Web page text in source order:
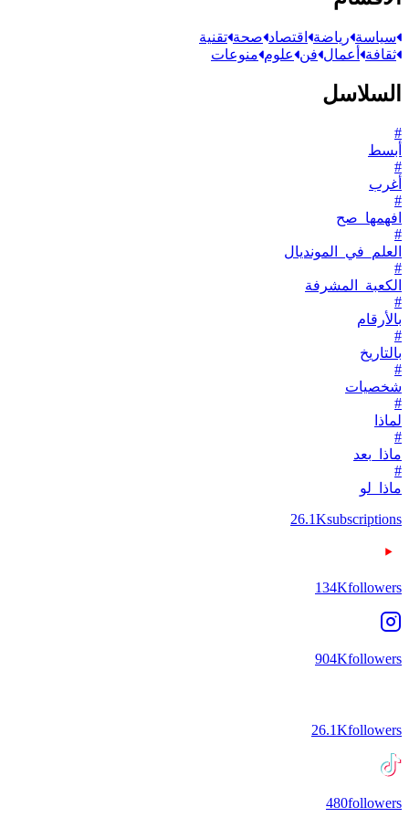
سياسة رياضة اقتصاد صحة تقنية
ثقافة أعمال فن علوم منوعات
السلاسل
#
أبسط
#
أغرب
#
افهمها_صح
#
العلم_في_المونديال
#
الكعبة_المشرفة
#
بالأرقام
#
بالتاريخ
#
شخصيات
#
لماذا
#
ماذا_بعد
#
ماذا_لو
26.1Ksubscriptions
134Kfollowers
904Kfollowers
26.1Kfollowers
480followers